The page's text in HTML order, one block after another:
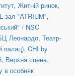
, Житній ринок,
зал "ATRIUM",
/ NSC
Леонардо, Театр-
, CHI by
Верхня сцена,
в особняк